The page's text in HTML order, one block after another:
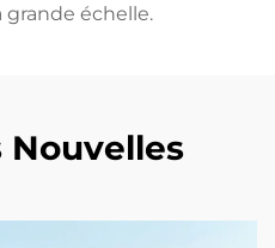
échelle.
Nouvelles